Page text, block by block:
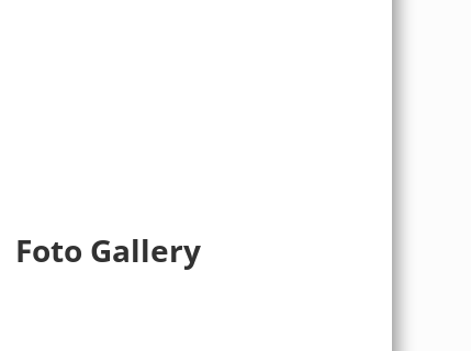
Foto Gallery